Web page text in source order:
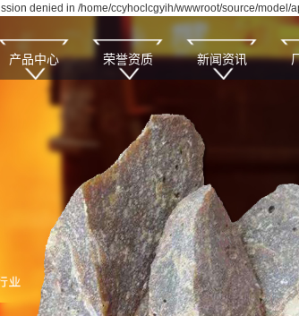
denied in /home/ccyhoclcgyih/wwwroot/source/model/
产品中心 荣誉资质 新闻资讯